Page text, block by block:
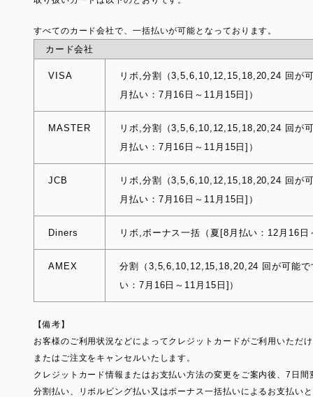
すべてのカード会社で、一括払いが可能となっております。
カード会社
VISA
リボ,分割（3,5,6,10,12,15,18,20,24 回が
月払い：7月16日～11月15日]）
MASTER
リボ,分割（3,5,6,10,12,15,18,20,24 回が
月払い：7月16日～11月15日]）
JCB
リボ,分割（3,5,6,10,12,15,18,20,24 回が
月払い：7月16日～11月15日]）
Diners リボ,ボーナス一括（夏[8月払い：12月16
AMEX
分割（3,5,6,10,12,15,18,20,24 回が可能
い：7月16日～11月15日]）
【備考】
お客様のご利用状況などによってクレジットカードがご利用いただ
またはご注文をキャンセルいたします。
クレジットカード情報またはお支払い方法の変更をご案内後、7日
分割払い、リボルビング払い又はボーナス一括払いによるお支払